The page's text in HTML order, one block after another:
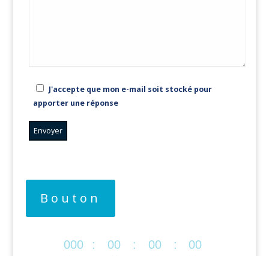
J'accepte que mon e-mail soit stocké pour
apporter une réponse
Bouton
000 : 00 : 00 : 00